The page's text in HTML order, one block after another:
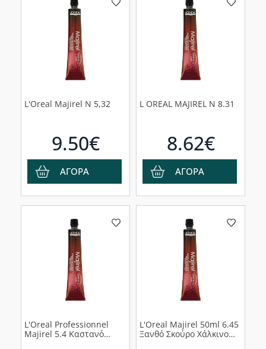
L'Oreal Majirel N 5,32
9.50€
ΑΓΟΡΑ
L OREAL MAJIREL N 8.31
8.62€
ΑΓΟΡΑ
L'Oreal Professionnel
Majirel 5.4 Καστανό
L'Oreal Majirel 50ml 6.45
Ξανθό Σκούρο Χάλκινο